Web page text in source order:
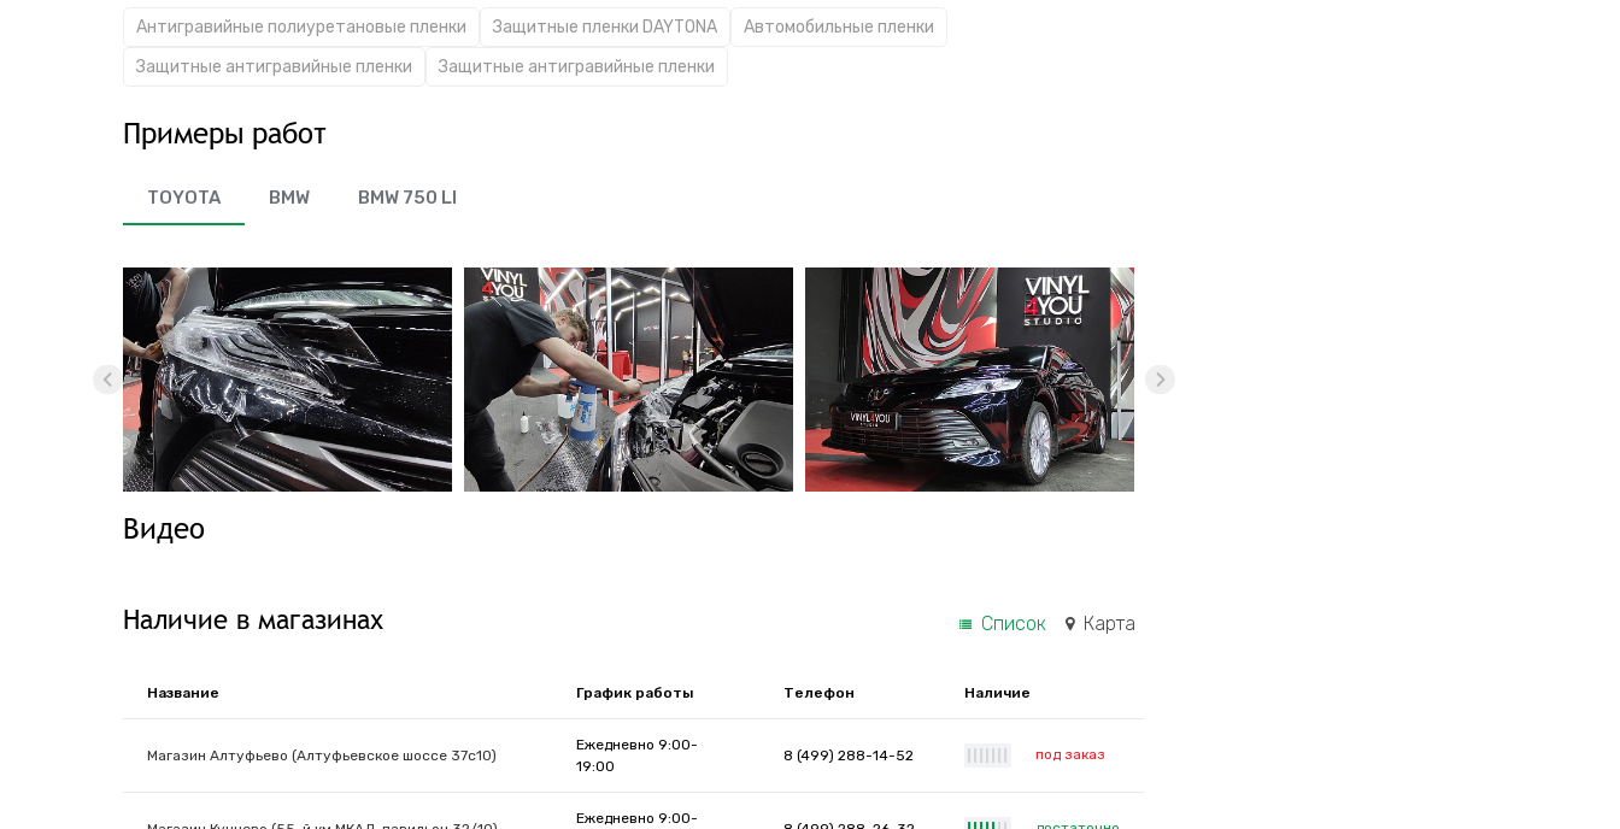
Антигравийные полиуретановые пленки Защитные плeнки DAYTONA
Автомобильные пленки
Защитные антигравийные пленки
Защитные антигравийные пленки
Примеры работ
TOYOTA BMW BMW 750 LI
Видео
Наличие в магазинах Список Карта
Название График работы Телефон Наличие
Магазин Алтуфьево (Алтуфьевское шоссе 37с10)
Ежедневно 9:00-
19:00
8 (499) 288-14-52 под заказ
Ежедневно 9:00-